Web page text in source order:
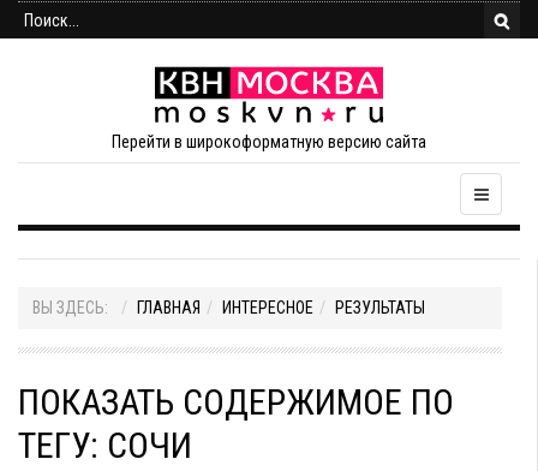
Перейти в широкоформатную версию сайта
ВЫ ЗДЕСЬ: ГЛАВНАЯ ИНТЕРЕСНОЕ РЕЗУЛЬТАТЫ
ПОКАЗАТЬ СОДЕРЖИМОЕ ПО
ТЕГУ: СОЧИ